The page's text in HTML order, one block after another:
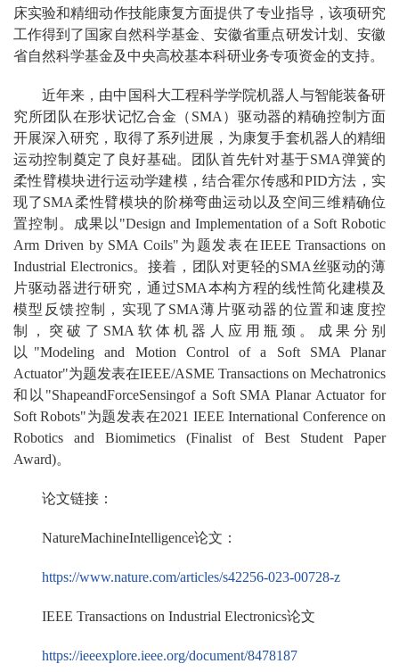
床实验和精细动作技能康复方面提供了专业指导，该项研究
工作得到了国家自然科学基金、安徽省重点研发计划、安徽
省自然科学基金及中央高校基本科研业务专项资金的支持。
近年来，由中国科大工程科学学院机器人与智能装备研
究所团队在形状记忆合金（SMA）驱动器的精确控制方面
开展深入研究，取得了系列进展，为康复手套机器人的精细
运动控制奠定了良好基础。团队首先针对基于SMA弹簧的
柔性臂模块进行运动学建模，结合霍尔传感和PID方法，实
现了SMA柔性臂模块的阶梯弯曲运动以及空间三维精确位
置控制。成果以"Design and Implementation of a Soft Robotic
Arm Driven by SMA Coils"为题发表在IEEE Transactions on
Industrial Electronics。接着，团队对更轻的SMA丝驱动的薄
片驱动器进行研究，通过SMA本构方程的线性简化建模及
模型反馈控制，实现了SMA薄片驱动器的位置和速度控
制，突破了SMA软体机器人应用瓶颈。成果分别
以"Modeling and Motion Control of a Soft SMA Planar
Actuator"为题发表在IEEE/ASME Transactions on Mechatronics
和以"ShapeandForceSensingof a Soft SMA Planar Actuator for
Soft Robots"为题发表在2021 IEEE International Conference on
Robotics and Biomimetics (Finalist of Best Student Paper
Award)。
论文链接：
NatureMachineIntelligence论文：
https://www.nature.com/articles/s42256-023-00728-z
IEEE Transactions on Industrial Electronics论文
https://ieeexplore.ieee.org/document/8478187